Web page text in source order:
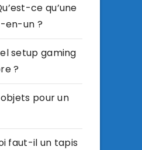
ce qu’une
en-un ?
setup gaming
?
pour un
faut-il un tapis